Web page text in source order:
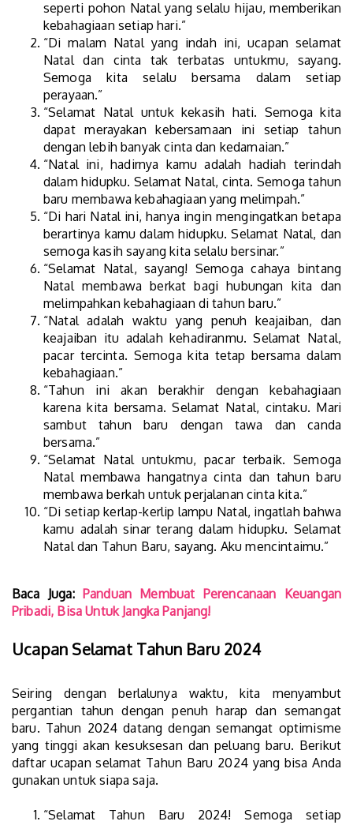
seperti pohon Natal yang selalu hijau, memberikan
kebahagiaan setiap hari.”
“Di malam Natal yang indah ini, ucapan selamat
Natal dan cinta tak terbatas untukmu, sayang.
Semoga kita selalu bersama dalam setiap
perayaan.”
“Selamat Natal untuk kekasih hati. Semoga kita
dapat merayakan kebersamaan ini setiap tahun
dengan lebih banyak cinta dan kedamaian.”
“Natal ini, hadirnya kamu adalah hadiah terindah
dalam hidupku. Selamat Natal, cinta. Semoga tahun
baru membawa kebahagiaan yang melimpah.”
“Di hari Natal ini, hanya ingin mengingatkan betapa
berartinya kamu dalam hidupku. Selamat Natal, dan
semoga kasih sayang kita selalu bersinar.”
“Selamat Natal, sayang! Semoga cahaya bintang
Natal membawa berkat bagi hubungan kita dan
melimpahkan kebahagiaan di tahun baru.”
“Natal adalah waktu yang penuh keajaiban, dan
keajaiban itu adalah kehadiranmu. Selamat Natal,
pacar tercinta. Semoga kita tetap bersama dalam
kebahagiaan.”
“Tahun ini akan berakhir dengan kebahagiaan
karena kita bersama. Selamat Natal, cintaku. Mari
sambut tahun baru dengan tawa dan canda
bersama.”
“Selamat Natal untukmu, pacar terbaik. Semoga
Natal membawa hangatnya cinta dan tahun baru
membawa berkah untuk perjalanan cinta kita.”
“Di setiap kerlap-kerlip lampu Natal, ingatlah bahwa
kamu adalah sinar terang dalam hidupku. Selamat
Natal dan Tahun Baru, sayang. Aku mencintaimu.”
Baca Juga: Panduan Membuat Perencanaan Keuangan
Pribadi, Bisa Untuk Jangka Panjang!
Ucapan Selamat Tahun Baru 2024
Seiring dengan berlalunya waktu, kita menyambut
pergantian tahun dengan penuh harap dan semangat
baru. Tahun 2024 datang dengan semangat optimisme
yang tinggi akan kesuksesan dan peluang baru. Berikut
daftar ucapan selamat Tahun Baru 2024 yang bisa Anda
gunakan untuk siapa saja.
“Selamat Tahun Baru 2024! Semoga setiap